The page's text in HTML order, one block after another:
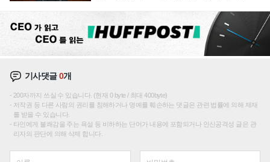
기사댓글0개
200자까지 쓰실 수 있습니다. (현재 0 byte / 최대 400byte)
저작권 등 다른 사람의 권리를 침해하거나 명예를 훼손하는 댓글은 관련 법률에 의해 제재
를 받을 수 있습니다.
타인에게 불쾌감을 주는 욕설 등 비하하는 단어가 내용에 포함되거나 인신공격성 글은 관
리자의 판단에 의해 삭제 합니다.